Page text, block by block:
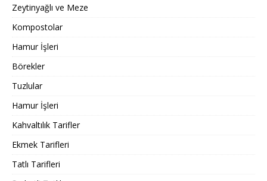
Zeytinyağlı ve Meze
Kompostolar
Hamur İşleri
Börekler
Tuzlular
Hamur İşleri
Kahvaltılık Tarifler
Ekmek Tarifleri
Tatlı Tarifleri